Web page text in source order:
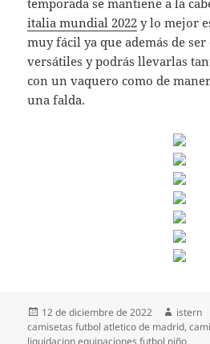
temporada se mantiene a la
italia mundial 2022 y lo mejor
muy fácil ya que además de
versátiles y podrás llevarlas
con un vaquero como de
una falda.
Publicado
el
12 de diciembre de 2022 Autor
istern
camisetas futbol atletico de madrid,
liquidacion equipaciones futbol niño